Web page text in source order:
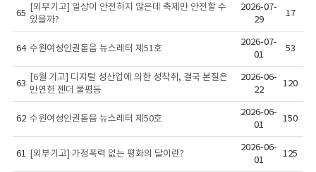
65
[외부기고] 일상이 안전하지 않은데 축제만 안전할 수
있을까?
2026-07-
29
17
64 수원여성인권돋음 뉴스레터 제51호
2026-07-
01
53
63
[6월 기고] 디지털 성산업에 의한 성착취, 결국 본질은
만연한 젠더 불평등
2026-06-
22
120
62 수원여성인권돋음 뉴스레터 제50호
2026-06-
01
150
61 [외부기고] 가정폭력 없는 평화의 달이란?
2026-06-
01
125